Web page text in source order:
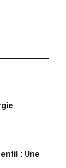
: Une